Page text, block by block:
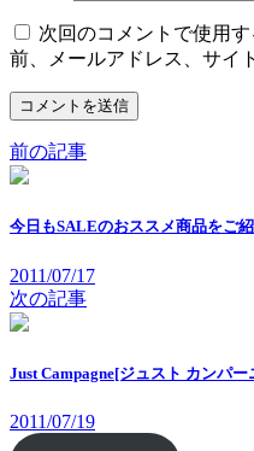
次回のコメントで使用
前、メールアドレス、サイ
前の記事
今日もSALEのおススメ商品をご
2011/07/17
次の記事
Just Campagne[ジュスト カンパ
2011/07/19